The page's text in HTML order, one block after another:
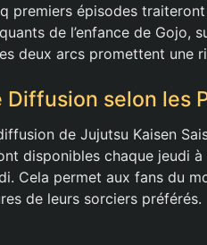
premiers épisodes
de l’enfance de Gojo,
deux arcs promettent
Diffusion selon les
de Jujutsu Kaisen
disponibles chaque jeudi
Cela permet aux fans du
de leurs sorciers préférés.